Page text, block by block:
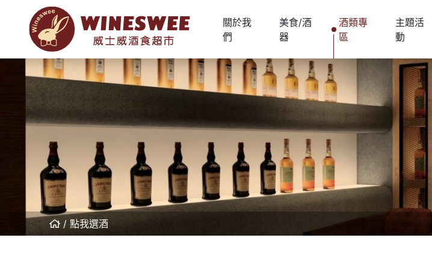
關於我
們
美食/酒
器
酒類專
區
主題活
動
點我選酒